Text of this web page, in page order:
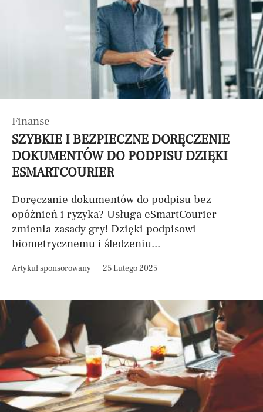
Finanse
SZYBKIE I BEZPIECZNE DORĘCZENIE
DOKUMENTÓW DO PODPISU DZIĘKI
ESMARTCOURIER
Doręczanie dokumentów do podpisu bez
opóźnień i ryzyka? Usługa eSmartCourier
zmienia zasady gry! Dzięki podpisowi
biometrycznemu i śledzeniu...
Artykuł sponsorowany 25 Lutego 2025